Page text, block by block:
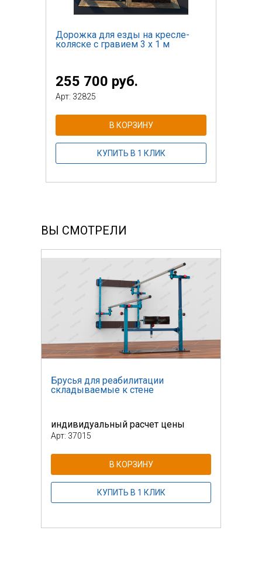
Дорожка для езды на кресле-
коляске с гравием 3 x 1 м
255 700 руб.
Арт: 32825
В КОРЗИНУ
КУПИТЬ В 1 КЛИК
ВЫ СМОТРЕЛИ
Брусья для реабилитации
складываемые к стене
индивидуальный расчет цены
Арт: 37015
В КОРЗИНУ
КУПИТЬ В 1 КЛИК